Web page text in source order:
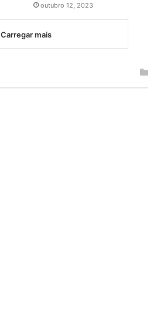
outubro 12, 2023
Carregar mais